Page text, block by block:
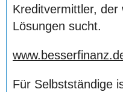
Kreditvermittler, der
Lösungen sucht.
Für Selbstständige